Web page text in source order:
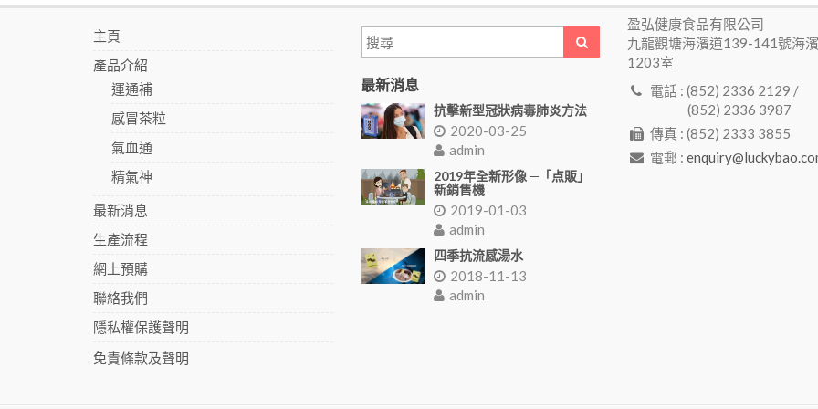
主頁
產品介紹
運通補
感冒茶粒
氣血通
精氣神
最新消息
生產流程
網上預購
聯絡我們
隱私權保護聲明
免責條款及聲明
最新消息
抗擊新型冠狀病毒肺炎方法
2020-03-25
admin
2019年全新形像 ─「点販」
新銷售機
2019-01-03
admin
四季抗流感湯水
2018-11-13
admin
盈弘健康食品有限公司
九龍觀塘海濱道139-141號海
1203室
電話 : (852) 2336 2129 /
(852) 2336 3987
傳真 : (852) 2333 3855
電郵 :